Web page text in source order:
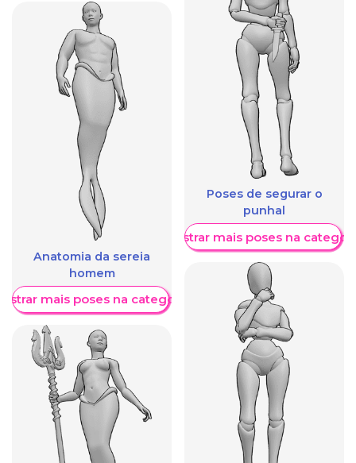
Anatomia da sereia
homem
mais poses na categoria
Poses de segurar o
punhal
Mostrar mais poses na